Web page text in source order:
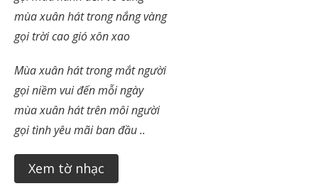
mùa xuân hát trong nắng vàng
gọi trời cao gió xôn xao
Mùa xuân hát trong mắt người
gọi niềm vui đến mỗi ngày
mùa xuân hát trên môi người
gọi tình yêu mãi ban đầu ..
Xem tờ nhạc